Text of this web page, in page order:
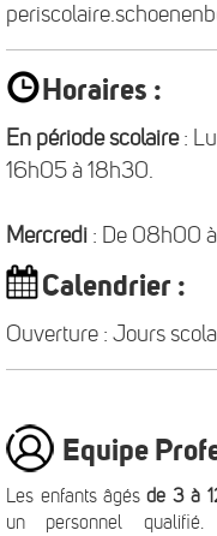
Horaires :
En période scolaire:
16h05 à 18h30.
Mercredi: De 08h00
Calendrier :
Ouverture : Jours
Equipe
Les enfants âgésde 3 à
un personnel qualifié.